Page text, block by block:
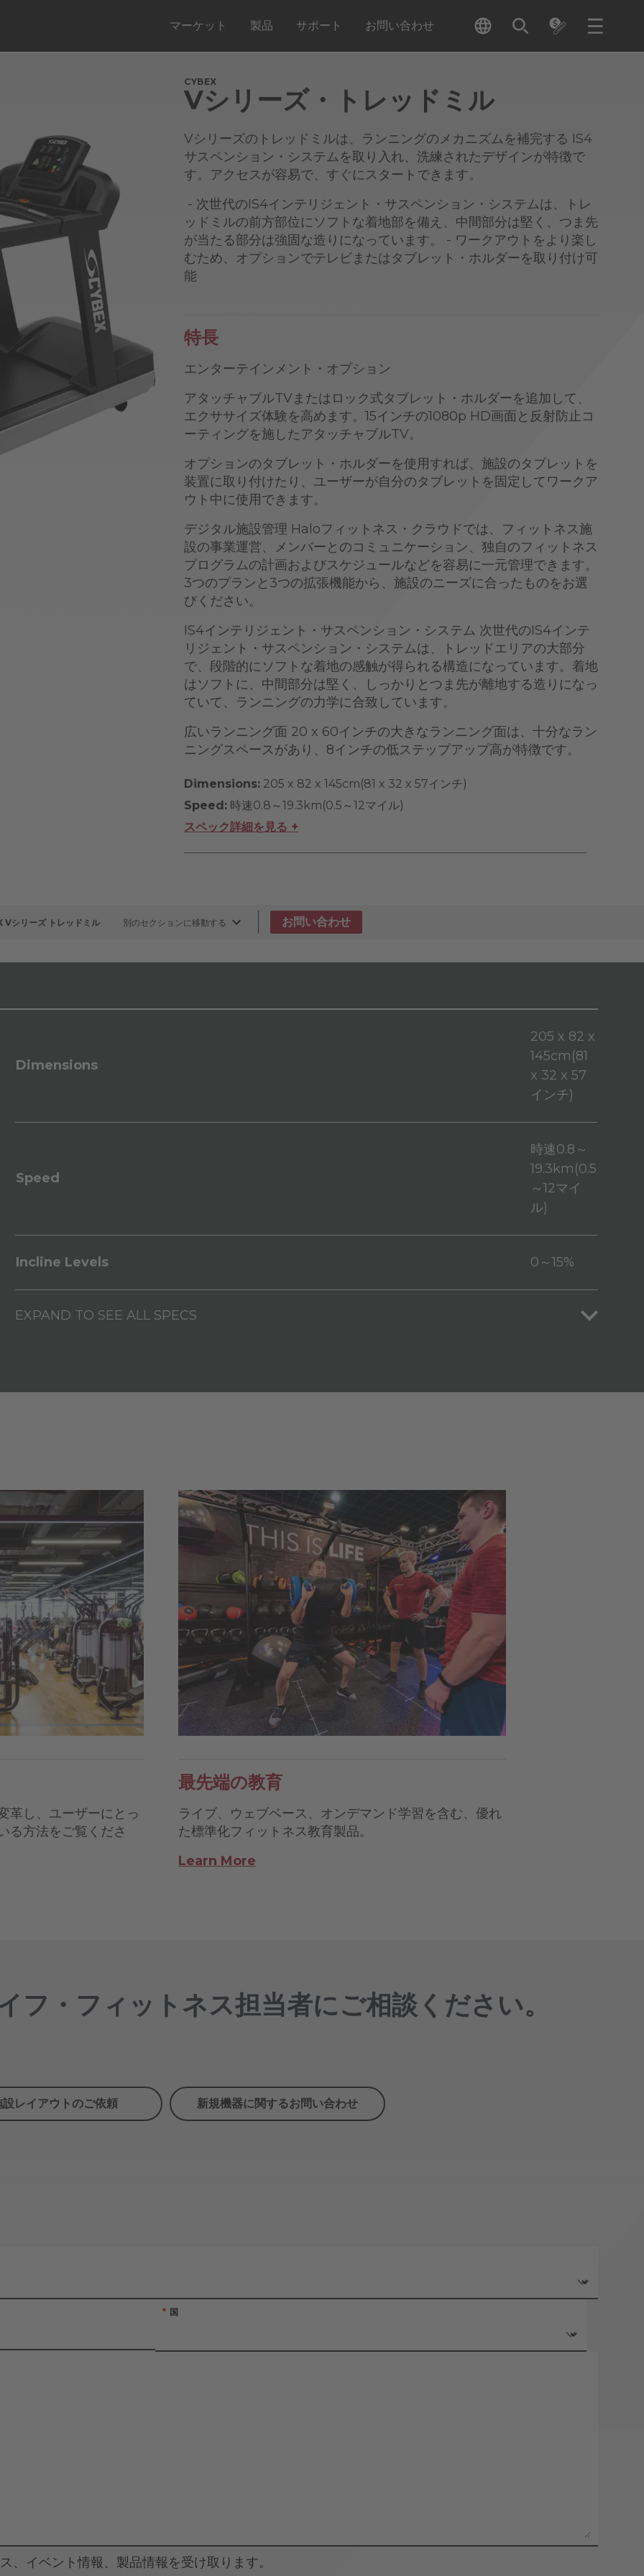
マーケット 製品 サポート お問い合わせ
CYBEX
Vシリーズ・トレッドミル
Vシリーズのトレッドミルは、ランニングのメカニズムを補完する IS4
サスペンション・システムを取り入れ、洗練されたデザインが特徴で
す。アクセスが容易で、すぐにスタートできます。
- 次世代のIS4インテリジェント・サスペンション・システムは、トレ
ッドミルの前方部位にソフトな着地部を備え、中間部分は堅く、つま先
が当たる部分は強固な造りになっています。 - ワークアウトをより楽し
むため、オプションでテレビまたはタブレット・ホルダーを取り付け可
能
特長
エンターテインメント・オプション
アタッチャブルTVまたはロック式タブレット・ホルダーを追加して、
エクササイズ体験を高めます。15インチの1080p HD画面と反射防止コ
ーティングを施したアタッチャブルTV。
オプションのタブレット・ホルダーを使用すれば、施設のタブレットを
装置に取り付けたり、ユーザーが自分のタブレットを固定してワークア
ウト中に使用できます。
デジタル施設管理 Haloフィットネス・クラウドでは、フィットネス施
設の事業運営、メンバーとのコミュニケーション、独自のフィットネス
プログラムの計画およびスケジュールなどを容易に一元管理できます。
3つのプランと3つの拡張機能から、施設のニーズに合ったものをお選
びください。
IS4インテリジェント・サスペンション・システム 次世代のIS4インテ
リジェント・サスペンション・システムは、トレッドエリアの大部分
で、段階的にソフトな着地の感触が得られる構造になっています。着地
はソフトに、中間部分は堅く、しっかりとつま先が離地する造りになっ
ていて、ランニングの力学に合致しています。
広いランニング面 20 x 60インチの大きなランニング面は、十分なラン
ニングスペースがあり、8インチの低ステップアップ高が特徴です。
Dimensions: 205 x 82 x 145cm(81 x 32 x 57インチ)
Speed: 時速0.8～19.3km(0.5～12マイル)
スペック詳細を見る +
Vシリーズ トレッドミル 別のセクションに移動する お問い合わせ
Dimensions
205 x 82 x
145cm(81
x 32 x 57
インチ)
Speed
時速0.8～
19.3km(0.5
～12マイ
ル)
Incline Levels 0～15%
EXPAND TO SEE ALL SPECS
革し、ユーザーにとっ
る方法をご覧くださ
最先端の教育
ライブ、ウェブベース、オンデマンド学習を含む、優れ
た標準化フィットネス教育製品。
Learn More
フ・フィットネス担当者にご相談ください。
設レイアウトのご依頼 新規機器に関するお問い合わせ